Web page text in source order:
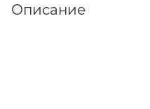
Описание